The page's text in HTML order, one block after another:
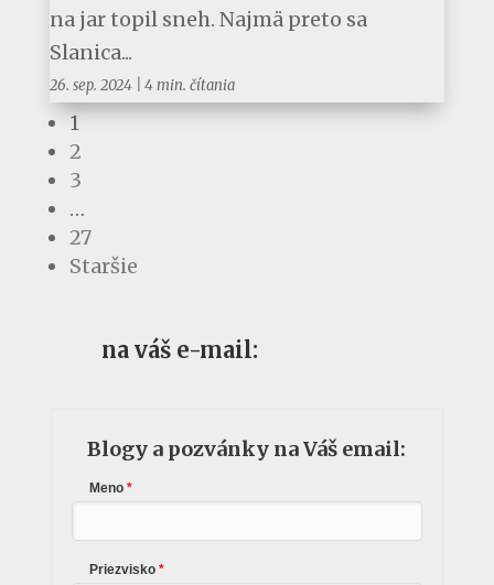
na jar topil sneh. Najmä preto sa
Slanica...
26. sep. 2024| 4 min. čítania
1
2
3
…
27
Staršie
na váš e-mail:
Blogy a pozvánky na Váš email:
Meno
Priezvisko